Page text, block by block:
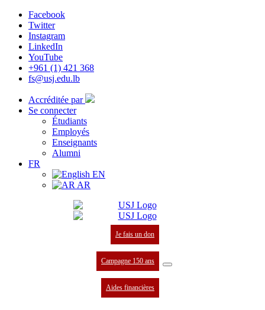
Facebook
Twitter
Instagram
LinkedIn
YouTube
+961 (1) 421 368
fs@usj.edu.lb
Accréditée par
Se connecter
Étudiants
Employés
Enseignants
Alumni
FR
EN
AR
Je fais un don
Campagne 150 ans
Aides financières